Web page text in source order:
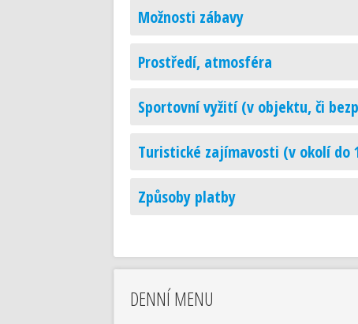
Možnosti zábavy
Prostředí, atmosféra
Sportovní vyžití (v objektu, či
Turistické zajímavosti (v okolí do
Způsoby platby
DENNÍ MENU